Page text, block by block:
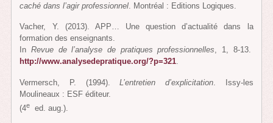
caché dans l’agir professionnel . Montréal : Editions Logiques.
Vacher, Y. (2013). APP… Une question d’actualité dans la
formation des enseignants.
InRevue de l’analyse de pratiques professionnelles, 1, 8-13.
http://www.analysedepratique.org/?p=321.
Vermersch, P. (1994).L’entretien d’explicitation. Issy-les
Moulineaux : ESF éditeur.
(4e ed. aug.).